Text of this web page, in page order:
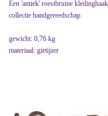
Een 'antiek' roestbruine
collectie handgereedschap.
gewicht: 0,76 kg
materiaal: gietijzer